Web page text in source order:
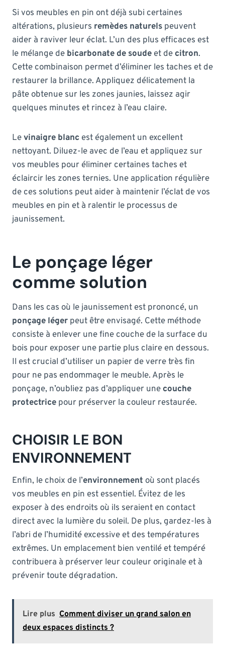
Si vos meubles en pin ont déjà subi certaines
altérations, plusieurs remèdes naturels peuvent
aider à raviver leur éclat. L’un des plus efficaces est
le mélange de bicarbonate de soude et de citron.
Cette combinaison permet d’éliminer les taches et de
restaurer la brillance. Appliquez délicatement la
pâte obtenue sur les zones jaunies, laissez agir
quelques minutes et rincez à l’eau claire.
Levinaigre blanc est également un excellent
nettoyant. Diluez-le avec de l’eau et appliquez sur
vos meubles pour éliminer certaines taches et
éclaircir les zones ternies. Une application régulière
de ces solutions peut aider à maintenir l’éclat de vos
meubles en pin et à ralentir le processus de
jaunissement.
Le ponçage léger
comme solution
Dans les cas où le jaunissement est prononcé, un
ponçage léger peut être envisagé. Cette méthode
consiste à enlever une fine couche de la surface du
bois pour exposer une partie plus claire en dessous.
Il est crucial d’utiliser un papier de verre très fin
pour ne pas endommager le meuble. Après le
ponçage, n’oubliez pas d’appliquer une couche
protectrice pour préserver la couleur restaurée.
CHOISIR LE BON
ENVIRONNEMENT
Enfin, le choix de l’environnement où sont placés
vos meubles en pin est essentiel. Évitez de les
exposer à des endroits où ils seraient en contact
direct avec la lumière du soleil. De plus, gardez-les à
l’abri de l’humidité excessive et des températures
extrêmes. Un emplacement bien ventilé et tempéré
contribuera à préserver leur couleur originale et à
prévenir toute dégradation.
Lire plus Comment diviser un grand salon en
deux espaces distincts ?